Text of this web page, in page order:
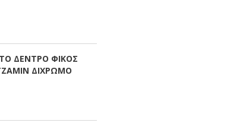
ΔΕΝΤΡΟ ΦΙΚΟΣ
ΔΙΧΡΩΜΟ